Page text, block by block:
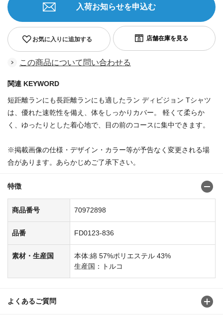
お気に入りに追加する
入荷お知らせを申込む
この商品について問い合わせる
関連 KEYWORD
短距離ランにも長距離ランにも適したラン ディビジョン Tシャツ
は、優れた速乾性を備え、体をしっかりカバー。 軽くて柔らか
く、ゆったりとした着心地で、目の前のコースに集中できます。
※掲載画像の仕様・デザイン・カラー等が予告なく変更される場
合があります。あらかじめご了承下さい。
特徴
商品番号 70972898
品番 FD0123-836
素材・生産国
本体:綿 57%ポリエステル 43%
生産国：トルコ
よくあるご質問